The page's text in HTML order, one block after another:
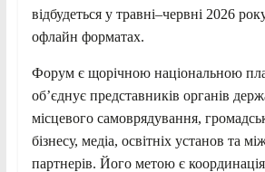
відбудеться у травні–червні 2026
офлайн форматах.
Форум є щорічною національною
об’єднує представників органів
місцевого самоврядування,
бізнесу, медіа, освітніх установ та
партнерів. Його метою є